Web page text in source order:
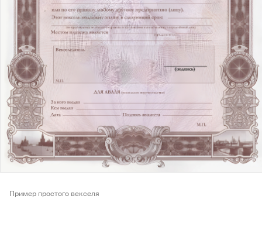
Пример простого векселя